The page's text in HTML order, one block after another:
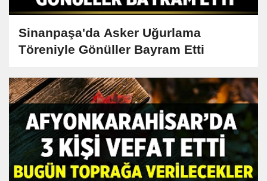
Sinanpaşa'da Asker Uğurlama
Töreniyle Gönüller Bayram Etti